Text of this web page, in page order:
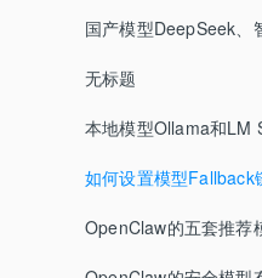
无标题